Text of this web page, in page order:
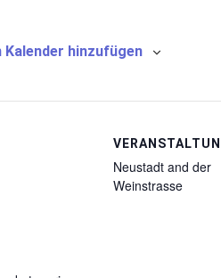
Kalender hinzufügen
Neustadt and der
Weinstrasse